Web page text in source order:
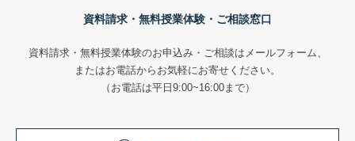
資料請求・無料授業体験・ご相談窓口
資料請求・無料授業体験のお申込み・ご相談はメールフォーム、
またはお電話からお気軽にお寄せください。
（お電話は平日9:00~16:00まで）